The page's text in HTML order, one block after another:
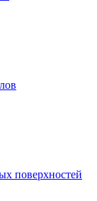
поверхностей